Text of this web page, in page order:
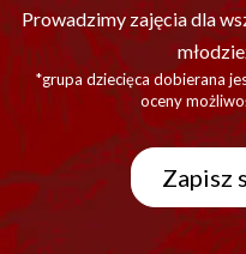
Prowadzimy zajęcia dla
*grupa dziecięca dobierana
oceny
Zapisz